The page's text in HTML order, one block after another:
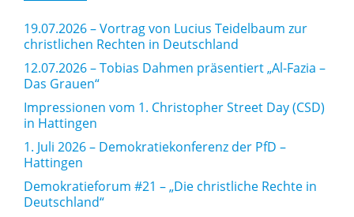
19.07.2026 – Vortrag von Lucius Teidelbaum zur
christlichen Rechten in Deutschland
12.07.2026 – Tobias Dahmen präsentiert „Al-Fazia –
Das Grauen“
Impressionen vom 1. Christopher Street Day (CSD)
in Hattingen
1. Juli 2026 – Demokratiekonferenz der PfD –
Hattingen
Demokratieforum #21 – „Die christliche Rechte in
Deutschland“